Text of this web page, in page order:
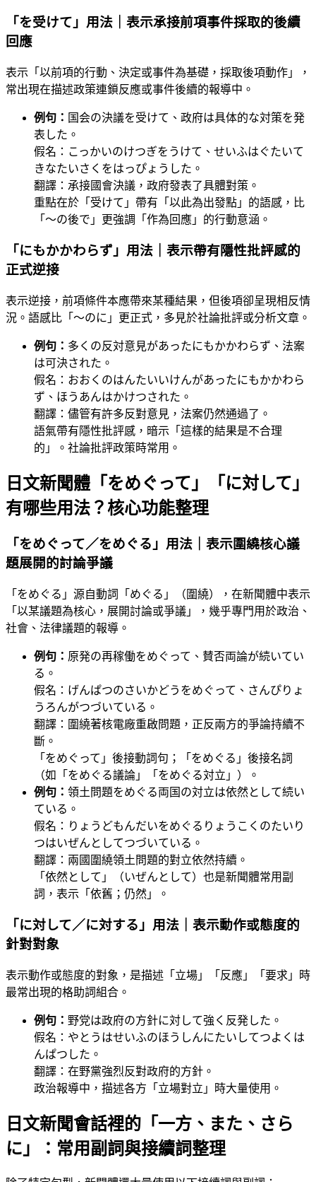
「を受けて」用法｜表示承接前項事件採取的後續
回應
表示「以前項的行動、決定或事件為基礎，採取後項動作」，
常出現在描述政策連鎖反應或事件後續的報導中。
例句： 国会の決議を受けて、政府は具体的な対策を発
表した。
假名：こっかいのけつぎをうけて、せいふはぐたいて
きなたいさくをはっぴょうした。
翻譯：承接國會決議，政府發表了具體對策。
重點在於「受けて」帶有「以此為出發點」的語感，比
「〜の後で」更強調「作為回應」的行動意涵。
「にもかかわらず」用法｜表示帶有隱性批評感的
正式逆接
表示逆接，前項條件本應帶來某種結果，但後項卻呈現相反情
況。語感比「〜のに」更正式，多見於社論批評或分析文章。
例句： 多くの反対意見があったにもかかわらず、法案
は可決された。
假名：おおくのはんたいいけんがあったにもかかわら
ず、ほうあんはかけつされた。
翻譯：儘管有許多反對意見，法案仍然通過了。
語氣帶有隱性批評感，暗示「這樣的結果是不合理
的」。社論批評政策時常用。
日文新聞體「をめぐって」「に対して」
有哪些用法？核心功能整理
「をめぐって／をめぐる」用法｜表示圍繞核心議
題展開的討論爭議
「をめぐる」源自動詞「めぐる」（圍繞），在新聞體中表示
「以某議題為核心，展開討論或爭議」，幾乎專門用於政治、
社會、法律議題的報導。
例句： 原発の再稼働をめぐって、賛否両論が続いてい
る。
假名：げんぱつのさいかどうをめぐって、さんぴりょ
うろんがつづいている。
翻譯：圍繞著核電廠重啟問題，正反兩方的爭論持續不
斷。
「をめぐって」後接動詞句；「をめぐる」後接名詞
（如「をめぐる議論」「をめぐる対立」）。
例句： 領土問題をめぐる両国の対立は依然として続い
ている。
假名：りょうどもんだいをめぐるりょうこくのたいり
つはいぜんとしてつづいている。
翻譯：兩國圍繞領土問題的對立依然持續。
「依然として」（いぜんとして）也是新聞體常用副
詞，表示「依舊；仍然」。
「に対して／に対する」用法｜表示動作或態度的
針對對象
表示動作或態度的對象，是描述「立場」「反應」「要求」時
最常出現的格助詞組合。
例句： 野党は政府の方針に対して強く反発した。
假名：やとうはせいふのほうしんにたいしてつよくは
んぱつした。
翻譯：在野黨強烈反對政府的方針。
政治報導中，描述各方「立場對立」時大量使用。
日文新聞會話裡的「一方、また、さら
に」：常用副詞與接續詞整理